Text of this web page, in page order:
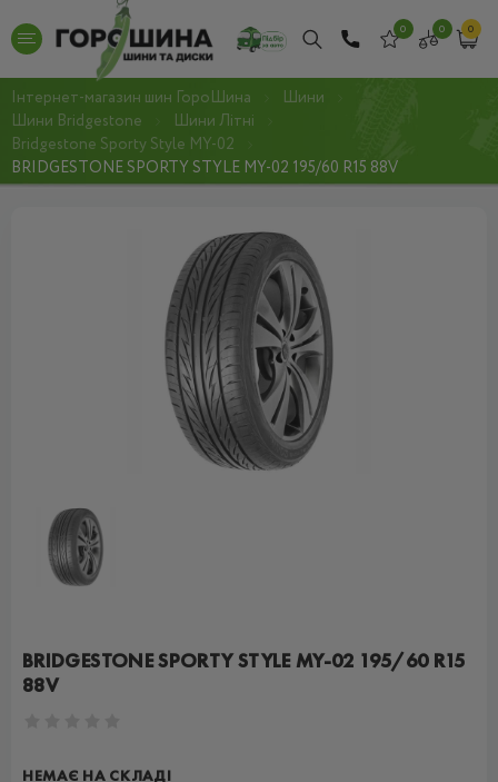
0 0 0
Інтернет-магазин шин ГороШина
Шини
Шини Bridgestone
Шини Літні
Bridgestone Sporty Style MY-02
BRIDGESTONE SPORTY STYLE MY-02 195/60 R15 88V
BRIDGESTONE SPORTY STYLE MY-02 195/60 R15
88V
НЕМАЄ НА СКЛАДІ